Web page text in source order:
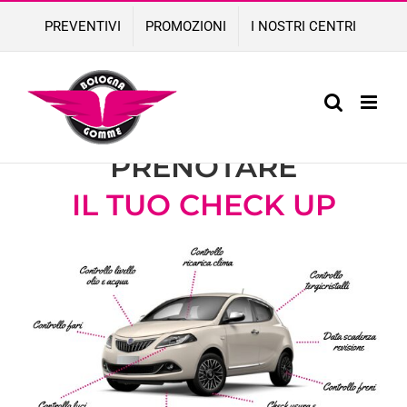
content
PREVENTIVI PROMOZIONI I NOSTRI CENTRI
COMPILA IL FORM PER
PRENOTARE
IL TUO CHECK UP